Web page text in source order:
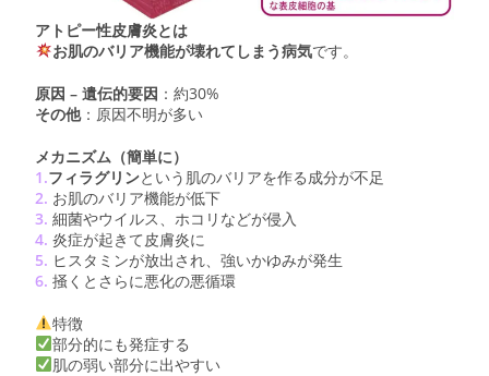
アトピー性皮膚炎とは
お肌のバリア機能が壊れてしまう病気です。
原因 – 遺伝的要因 ：約30%
その他：原因不明が多い
メカニズム（簡単に）
1.フィラグリンという肌のバリアを作る成分が不足
2. お肌のバリア機能が低下
3. 細菌やウイルス、ホコリなどが侵入
4. 炎症が起きて皮膚炎に
5. ヒスタミンが放出され、強いかゆみが発生
6. 掻くとさらに悪化の悪循環
特徴
部分的にも発症する
肌の弱い部分に出やすい